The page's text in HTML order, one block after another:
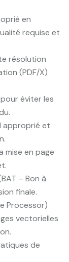
en
requise et
résolution
(PDF/X)
éviter les
approprié et
mise en page
– Bon à
finale.
Processor)
vectorielles
de